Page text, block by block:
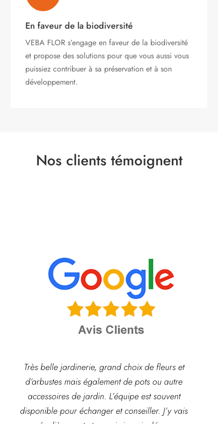
En faveur de la biodiversité
VEBA FLOR s’engageen faveur de la biodiversité
et propose des solutions pour que vous aussi vous
puissiez contribuer à sa préservation et à son
développement.
Nos clients témoignent
Très belle jardinerie, grand choix de fleurs et
d’arbustes mais également de pots ou autre
accessoires de jardin. L’équipe est souvent
disponible pour échanger et conseiller. J’y vais